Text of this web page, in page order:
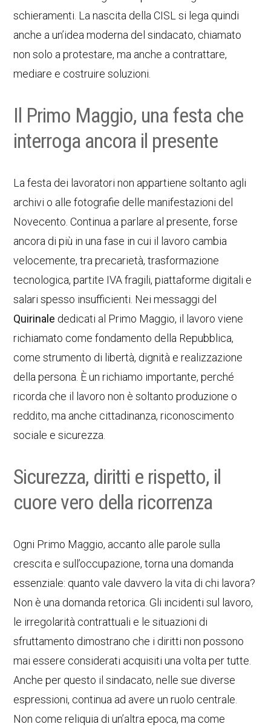
schieramenti. La nascita della CISL si lega quindi
anche a un’idea moderna del sindacato, chiamato
non solo a protestare, ma anche a contrattare,
mediare e costruire soluzioni.
Il Primo Maggio, una festa che
interroga ancora il presente
La festa dei lavoratori non appartiene soltanto agli
archivi o alle fotografie delle manifestazioni del
Novecento. Continua a parlare al presente, forse
ancora di più in una fase in cui il lavoro cambia
velocemente, tra precarietà, trasformazione
tecnologica, partite IVA fragili, piattaforme digitali e
salari spesso insufficienti. Nei messaggi del
Quirinale dedicati al Primo Maggio, il lavoro viene
richiamato come fondamento della Repubblica,
come strumento di libertà, dignità e realizzazione
della persona. È un richiamo importante, perché
ricorda che il lavoro non è soltanto produzione o
reddito, ma anche cittadinanza, riconoscimento
sociale e sicurezza.
Sicurezza, diritti e rispetto, il
cuore vero della ricorrenza
Ogni Primo Maggio, accanto alle parole sulla
crescita e sull’occupazione, torna una domanda
essenziale: quanto vale davvero la vita di chi lavora?
Non è una domanda retorica. Gli incidenti sul lavoro,
le irregolarità contrattuali e le situazioni di
sfruttamento dimostrano che i diritti non possono
mai essere considerati acquisiti una volta per tutte.
Anche per questo il sindacato, nelle sue diverse
espressioni, continua ad avere un ruolo centrale.
Non come reliquia di un’altra epoca, ma come